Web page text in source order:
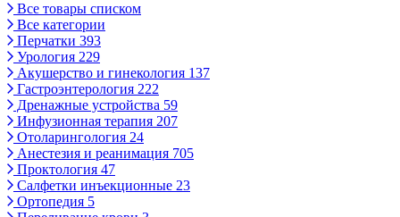
Все товары списком
Все категории
Перчатки 393
Урология 229
Акушерство и гинекология 137
Гастроэнтерология 222
Дренажные устройства 59
Инфузионная терапия 207
Отоларингология 24
Анестезия и реанимация 705
Проктология 47
Салфетки инъекционные 23
Ортопедия 5